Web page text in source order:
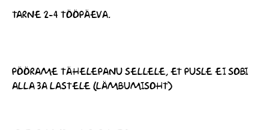
TARNE 2-4 TÖÖPÄEVA.
PÖÖRAME TÄHELEPANU SELLELE, ET PUSLE EI SOBI
ALLA 3A LASTELE (LÄMBUMISOHT)